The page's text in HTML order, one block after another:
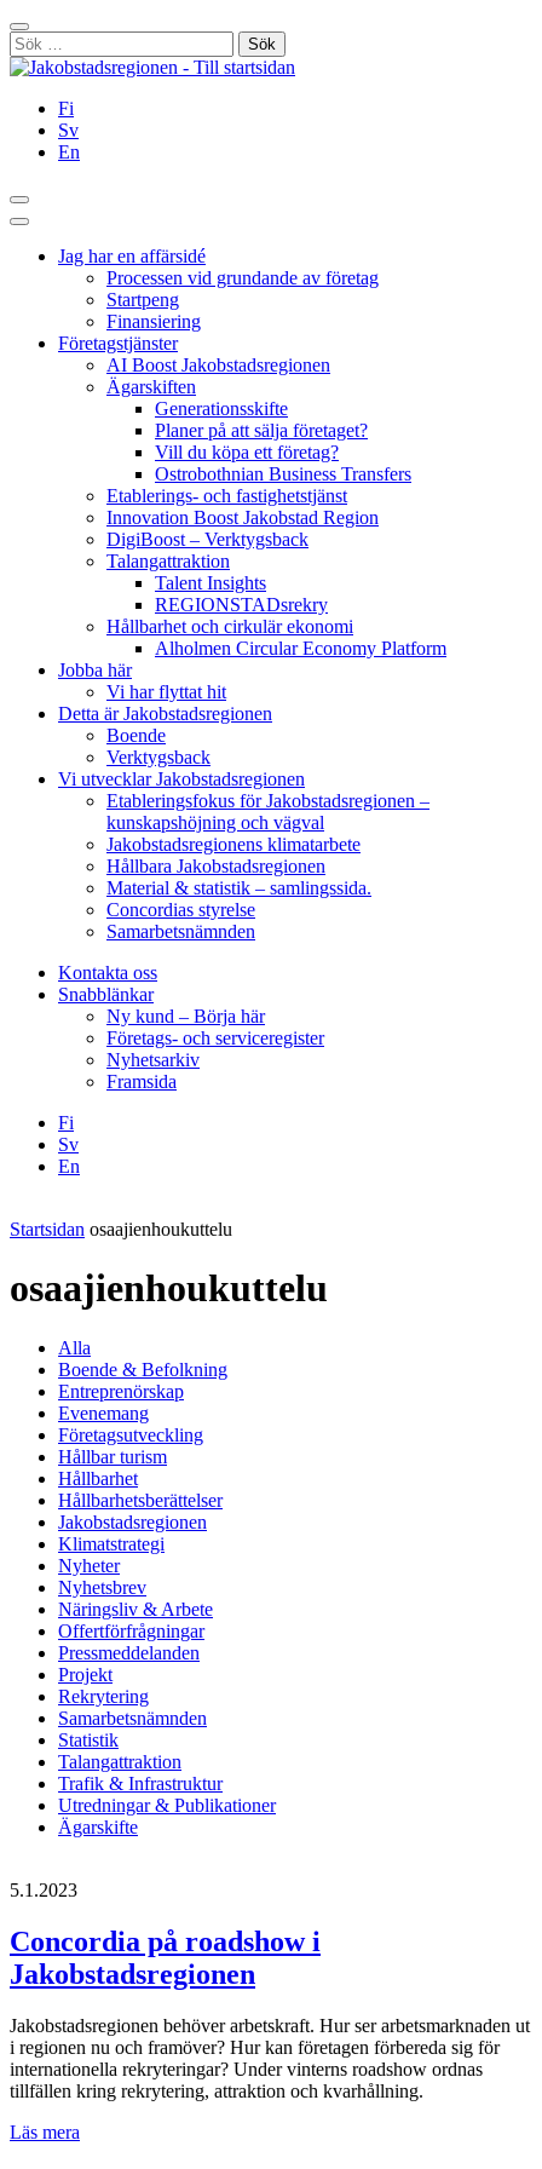
Hoppa
till
innehållet
Stäng
Sök
efter:
Fi
Sv
En
Sök
Huvudmeny
Jag har en affärsidé
Processen vid grundande av företag
Startpeng
Finansiering
Företagstjänster
AI Boost Jakobstadsregionen
Ägarskiften
Generationsskifte
Planer på att sälja företaget?
Vill du köpa ett företag?
Ostrobothnian Business Transfers
Etablerings- och fastighetstjänst
Innovation Boost Jakobstad Region
DigiBoost – Verktygsback
Talangattraktion
Talent Insights
REGIONSTADsrekry
Hållbarhet och cirkulär ekonomi
Alholmen Circular Economy Platform
Jobba här
Vi har flyttat hit
Detta är Jakobstadsregionen
Boende
Verktygsback
Vi utvecklar Jakobstadsregionen
Etableringsfokus för Jakobstadsregionen –
kunskapshöjning och vägval
Jakobstadsregionens klimatarbete
Hållbara Jakobstadsregionen
Material & statistik – samlingssida.
Concordias styrelse
Samarbetsnämnden
Kontakta oss
Snabblänkar
Ny kund – Börja här
Företags- och serviceregister
Nyhetsarkiv
Framsida
Fi
Sv
En
Startsidan osaajienhoukuttelu
osaajienhoukuttelu
Alla
Boende & Befolkning
Entreprenörskap
Evenemang
Företagsutveckling
Hållbar turism
Hållbarhet
Hållbarhetsberättelser
Jakobstadsregionen
Klimatstrategi
Nyheter
Nyhetsbrev
Näringsliv & Arbete
Offertförfrågningar
Pressmeddelanden
Projekt
Rekrytering
Samarbetsnämnden
Statistik
Talangattraktion
Trafik & Infrastruktur
Utredningar & Publikationer
Ägarskifte
5.1.2023
Concordia på roadshow i
Jakobstadsregionen
Jakobstadsregionen behöver arbetskraft. Hur ser arbetsmarknaden ut
i regionen nu och framöver? Hur kan företagen förbereda sig för
internationella rekryteringar? Under vinterns roadshow ordnas
tillfällen kring rekrytering, attraktion och kvarhållning.
Läs mera